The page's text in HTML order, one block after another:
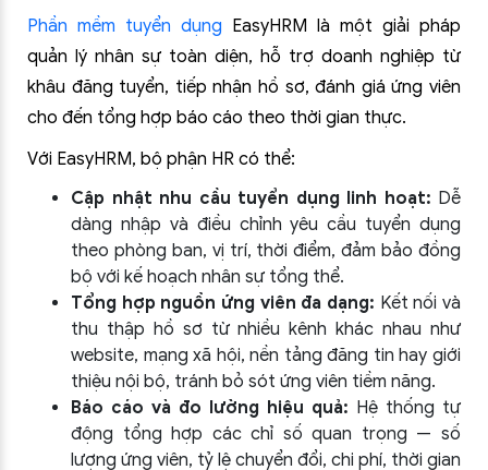
Phần mềm tuyển dụng EasyHRM là một giải pháp
quản lý nhân sự toàn diện, hỗ trợ doanh nghiệp từ
khâu đăng tuyển, tiếp nhận hồ sơ, đánh giá ứng viên
cho đến tổng hợp báo cáo theo thời gian thực.
Với EasyHRM, bộ phận HR có thể:
Cập nhật nhu cầu tuyển dụng linh hoạt: Dễ
dàng nhập và điều chỉnh yêu cầu tuyển dụng
theo phòng ban, vị trí, thời điểm, đảm bảo đồng
bộ với kế hoạch nhân sự tổng thể.
Tổng hợp nguồn ứng viên đa dạng: Kết nối và
thu thập hồ sơ từ nhiều kênh khác nhau như
website, mạng xã hội, nền tảng đăng tin hay giới
thiệu nội bộ, tránh bỏ sót ứng viên tiềm năng.
Báo cáo và đo lường hiệu quả: Hệ thống tự
động tổng hợp các chỉ số quan trọng — số
lượng ứng viên, tỷ lệ chuyển đổi, chi phí, thời gian